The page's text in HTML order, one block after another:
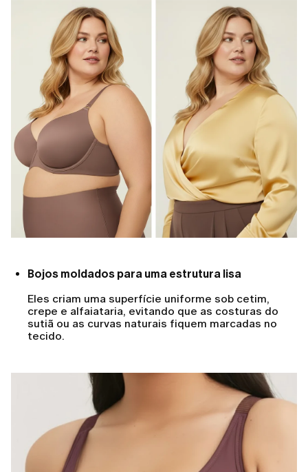
Bojos moldados para uma estrutura lisa
Eles criam uma superfície uniforme sob cetim,
crepe e alfaiataria, evitando que as costuras do
sutiã ou as curvas naturais fiquem marcadas no
tecido.